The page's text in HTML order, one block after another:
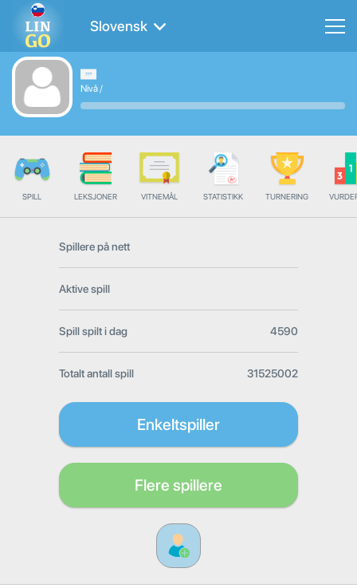
Slovensk
Nivå/
SPILL LEKSJONER VITNEMÅL STATISTIKK TURNERING
Spillere på nett
Aktive spill
Spill spilt i dag 4590
Totalt antall spill 31525002
Enkeltspiller
Flere spillere